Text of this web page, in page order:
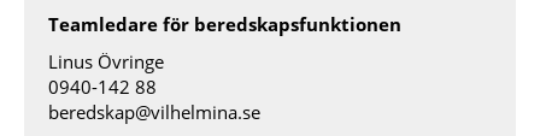
Teamledare för beredskapsfunktionen
Linus Övringe
0940-142 88
beredskap@vilhelmina.se